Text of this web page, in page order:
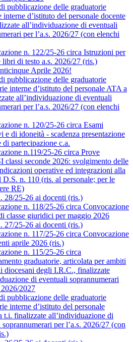
pubblicazione delle graduatorie
d’istituto del personale docente
all’individuazione di eventuali
per l’a.s. 2026/27 (con elenchi
n. 122/25-26 circa Istruzioni per
libri di testo a.s. 2026/27 (ris.)
Aprile 2026!
pubblicazione delle graduatorie
interne d’istituto del personale ATA a
all’individuazione di eventuali
per l’a.s. 2026/27 (con elenchi
n. 120/25-26 circa Esami
e di idoneità - scadenza presentazione
di partecipazione c.a.
n.119/25-26 circa Prove
seconde 2026: svolgimento delle
operative ed integrazioni alla
D.S. n. 110 (ris. al personale; per le
RE)
28/25-26 ai docenti (ris.)
n. 118/25-26 circa Convocazione
classe giuridici per maggio 2026
27/25-26 ai docenti (ris.)
n. 117/25-26 circa Convocazione
aprile 2026 (ris.)
n. 115/25-26 circa
graduatorie, articolata per ambiti
diocesani degli I.R.C., finalizzate
di eventuali soprannumerari
2026/2027
pubblicazione delle graduatorie
interne d’istituto del personale
t.i. finalizzate all’individuazione di
per l’a.s. 2026/27 (con